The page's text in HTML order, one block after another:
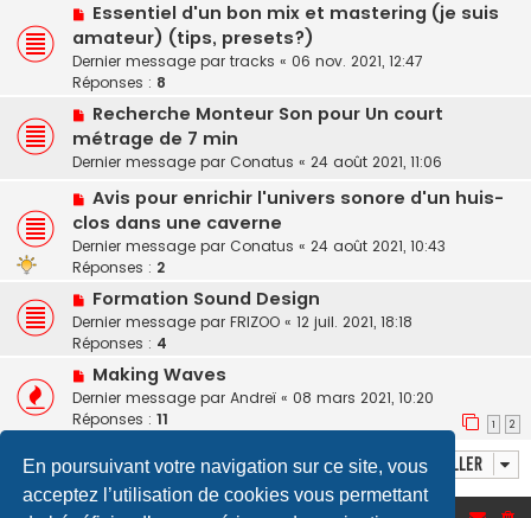
En poursuivant votre navigation sur ce site, vous
acceptez l’utilisation de cookies vous permettant
Essentiel d'un bon mix et mastering (je suis
amateur) (tips, presets?)
Dernier message par tracks « 06 nov. 2021, 12:47
Réponses : 8
Recherche Monteur Son pour Un court
métrage de 7 min
Dernier message par Conatus « 24 août 2021, 11:06
Avis pour enrichir l'univers sonore d'un huis-
clos dans une caverne
Dernier message par Conatus « 24 août 2021, 10:43
Réponses : 2
Formation Sound Design
Dernier message par FRIZOO « 12 juil. 2021, 18:18
Réponses : 4
Making Waves
Dernier message par Andreï « 08 mars 2021, 10:20
Réponses : 11 1 2
Aller